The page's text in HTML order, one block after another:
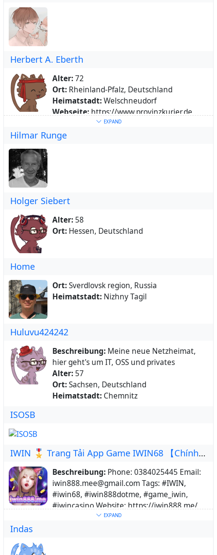
Herbert A. Eberth
Alter:72
Ort: Rheinland-Pfalz, Deutschland
Heimatstadt:Welschneudorf
Webseite: https://www.provinzkurier.de
Schlüsselwörter:Astronomie
Fotografie
EXPAND
Hilmar Runge
Holger Siebert
Alter: 58
Ort: Hessen, Deutschland
Home
Ort:Sverdlovsk region, Russia
Heimatstadt: Nizhny Tagil
Huluvu424242
Beschreibung: Meine neue Netzheimat,
hier geht's um IT, OSS und privates
Alter: 57
Ort:Sachsen, Deutschland
Heimatstadt: Chemnitz
ISOSB
IWIN 🎖️ Trang Tải App Game IWIN68 【Chính Thức】
Beschreibung: Phone: 0384025445 Email:
iwin888.mee@gmail.com Tags: #IWIN,
#iwin68, #iwin888dotme, #game_iwin,
#iwincasino Website: https://iwin888.me/
https://iwin888.me/
EXPAND
Indas